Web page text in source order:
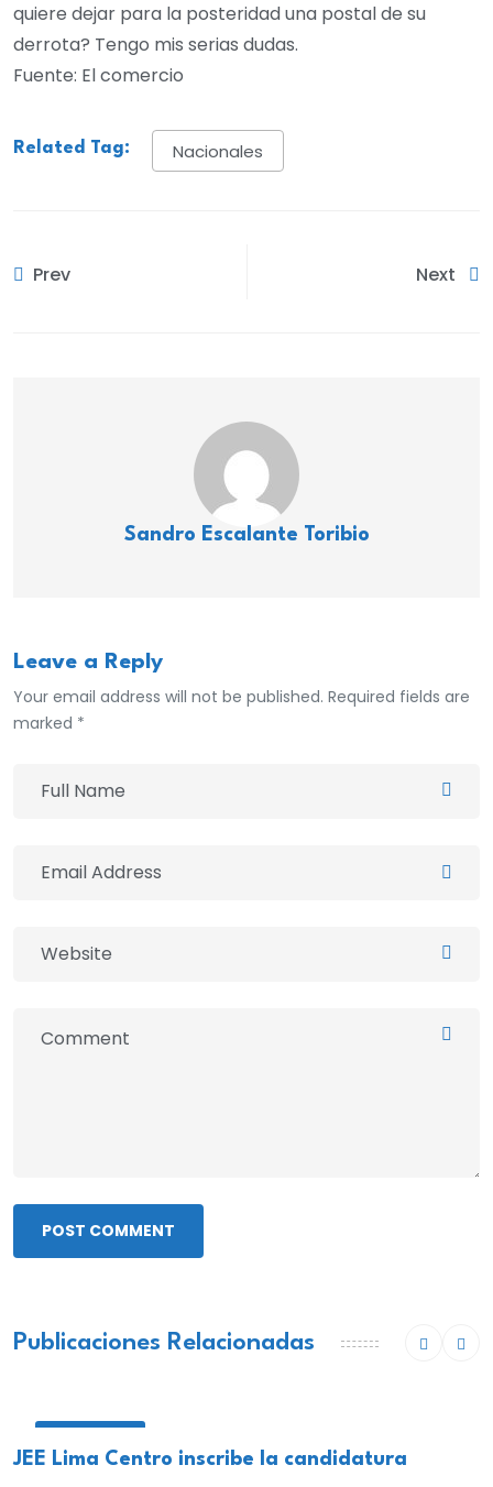
quiere dejar para la posteridad una postal de su
derrota? Tengo mis serias dudas.
Fuente: El comercio
Related Tag: Nacionales
Prev Next
Sandro Escalante Toribio
Leave a Reply
Your email address will not be published. Required fields are
marked *
POST COMMENT
Publicaciones Relacionadas
JEE Lima Centro inscribe la candidatura